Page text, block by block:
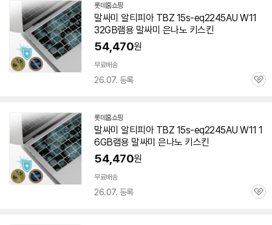
롯데홈쇼핑
말싸미 알티피아 TBZ 15s-eq2245AU W11
32GB램용 말싸미 은나노 키스킨
54,470원
무료배송
26.07. 등록
관
롯데홈쇼핑
말싸미 알티피아 TBZ 15s-eq2245AU W11 1
6GB램용 말싸미 은나노 키스킨
54,470원
무료배송
26.07. 등록
관